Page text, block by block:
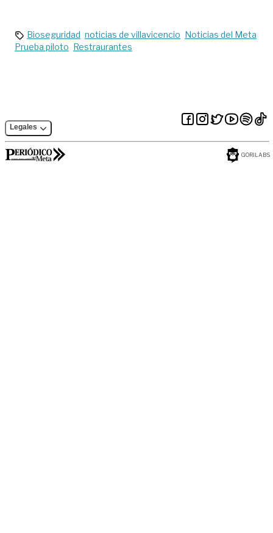
Bioseguridad noticias de villavicencio Noticias del Meta
Prueba piloto Restraurantes
Legales
GORILABS